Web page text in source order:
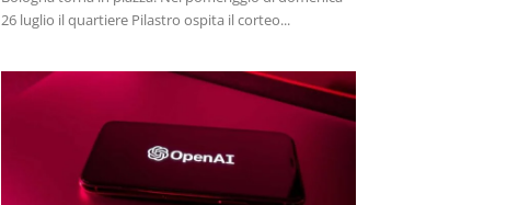
26 luglio il quartiere Pilastro ospita il corteo...